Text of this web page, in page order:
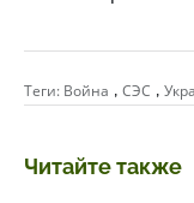
Теги: Война , СЭС ,
Читайте также